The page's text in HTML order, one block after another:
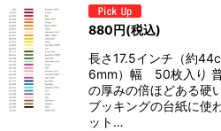
880円(税込)
長さ17.5インチ（約
6mm）幅 50枚入り
の厚みの倍ほどある硬
ブッキングの台紙に使
ット…